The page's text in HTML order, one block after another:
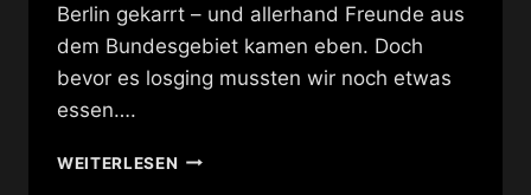
Berlin gekarrt – und allerhand Freunde aus
dem Bundesgebiet kamen eben. Doch
bevor es losging mussten wir noch etwas
essen….
WEITERLESENOBERLIPPENBÄRTE